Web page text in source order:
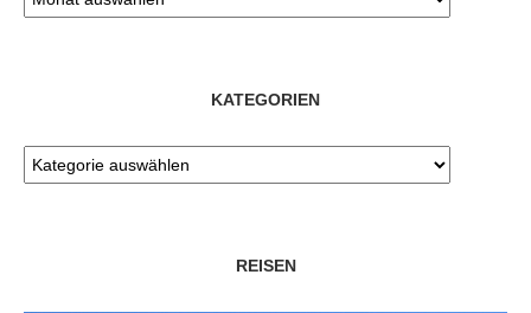
KATEGORIEN
REISEN